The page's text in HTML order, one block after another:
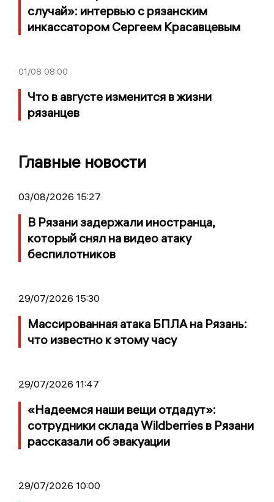
случай»: интервью с рязанским
инкассатором Сергеем Красавцевым
01/08 08:00
Что в августе изменится в жизни
рязанцев
Главные новости
03/08/2026 15:27
В Рязани задержали иностранца,
который снял на видео атаку
беспилотников
29/07/2026 15:30
Массированная атака БПЛА на Рязань:
что известно к этому часу
29/07/2026 11:47
«Надеемся наши вещи отдадут»:
сотрудники склада Wildberries в Рязани
рассказали об эвакуации
29/07/2026 10:00